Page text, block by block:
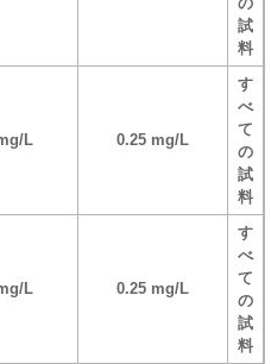
試
料
L 0.25 mg/L
す
べ
て
の
試
料
L 0.25 mg/L
す
べ
て
の
試
料